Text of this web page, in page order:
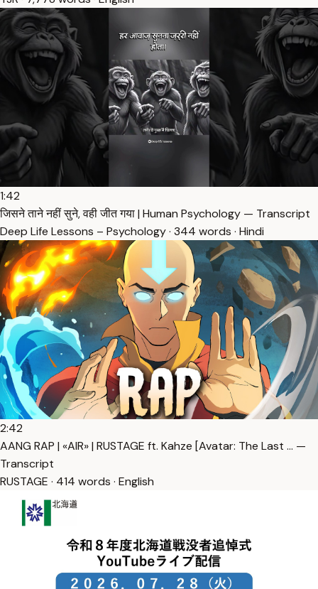
1:42
जिसने ताने नहीं सुने, वही जीत गया | Human Psychology — Transcript
Deep Life Lessons – Psychology · 344 words · Hindi
2:42
AANG RAP | «AIR» | RUSTAGE ft. Kahze [Avatar: The Last … —
Transcript
RUSTAGE · 414 words · English